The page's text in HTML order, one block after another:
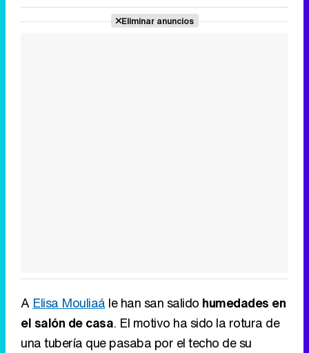
Eliminar anuncios
A Elisa Mouliaá le han san salido humedades en
el salón de casa. El motivo ha sido la rotura de
una tubería que pasaba por el techo de su